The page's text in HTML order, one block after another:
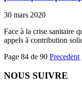
30 mars 2020
Face à la crise sanitaire
appels à contribution
Page 84 de 90 Precedent
NOUS SUIVRE